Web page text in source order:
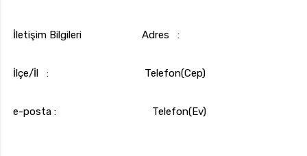
İletişim Bilgileri Adres :
İlçe/İl : Telefon(Cep)
e-posta : Telefon(Ev)